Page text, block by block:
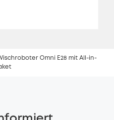
Omni E28 mit All-in-